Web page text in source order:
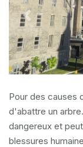
Previous
Pour des causes
d'abattre un
dangereux et
blessures